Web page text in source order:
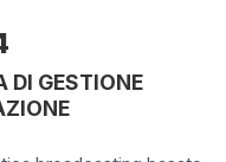
DI GESTIONE